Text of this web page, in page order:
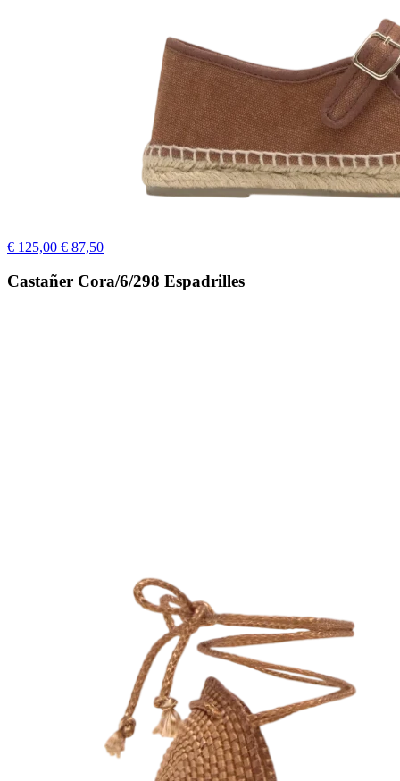
€ 125,00 € 87,50
Castañer Cora/6/298 Espadrilles